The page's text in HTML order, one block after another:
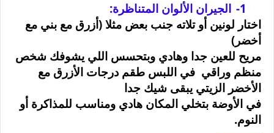
1- الجيران الألوان المتناظرة:
اختار لونين أو تلاته جنب بعض مثلا (أزرق مع بني مع
أخضر)
مريح للعين جدا وهادي وبتحسس اللي يشوفك شخص
منظم وراقي في اللبس طقم درجات الأزرق مع
الأخضر الزيتي يبقى شيك جدا
في الأوضة بتخلي المكان هادي ومناسب للمذاكرة أو
النوم.